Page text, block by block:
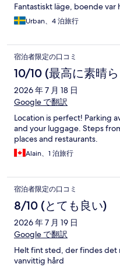
Fantastiskt läge, boende
Urban、4 泊旅行
宿泊者限定の口コミ
10/10 (最高に素晴
2026 年 7 月 18 日
Google で翻訳
Location is perfect! Parking
and your luggage. Steps
places and restaurants.
Alain、1 泊旅行
宿泊者限定の口コミ
8/10 (とても良い)
2026 年 7 月 19 日
Google で翻訳
Helt fint sted, der findes
vanvittig hård